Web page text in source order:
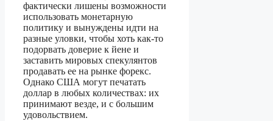
фактически лишены возможности
использовать монетарную
политику и вынуждены идти на
разные уловки, чтобы хоть как-то
подорвать доверие к йене и
заставить мировых спекулянтов
продавать ее на рынке форекс.
Однако США могут печатать
доллар в любых количествах: их
принимают везде, и с большим
удовольствием.